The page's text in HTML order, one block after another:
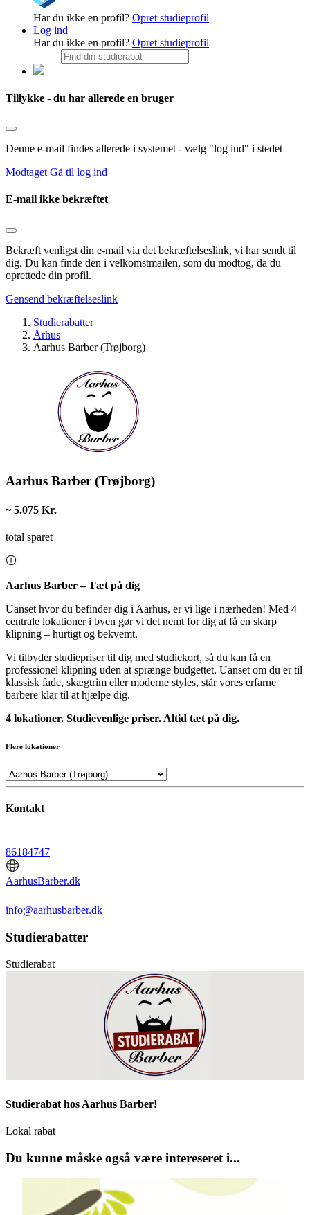
Har du ikke en profil? Opret studieprofil
Log ind
Har du ikke en profil? Opret studieprofil
Tillykke - du har allerede en bruger
Denne e-mail findes allerede i systemet - vælg "log ind" i stedet
Modtaget Gå til log ind
E-mail ikke bekræftet
Bekræft venligst din e-mail via det bekræftelseslink, vi har sendt til
dig. Du kan finde den i velkomstmailen, som du modtog, da du
oprettede din profil.
Gensend bekræftelseslink
Studierabatter
Århus
Aarhus Barber (Trøjborg)
Aarhus Barber (Trøjborg)
~ 5.075 Kr.
total sparet
Aarhus Barber – Tæt på dig
Uanset hvor du befinder dig i Aarhus, er vi lige i nærheden! Med 4
centrale lokationer i byen gør vi det nemt for dig at få en skarp
klipning – hurtigt og bekvemt.
Vi tilbyder studiepriser til dig med studiekort, så du kan få en
professionel klipning uden at sprænge budgettet. Uanset om du er til
klassisk fade, skægtrim eller moderne styles, står vores erfarne
barbere klar til at hjælpe dig.
4 lokationer. Studievenlige priser. Altid tæt på dig.
Flere lokationer
Kontakt
86184747
AarhusBarber.dk
info@aarhusbarber.dk
Studierabatter
Studierabat
Studierabat hos Aarhus Barber!
Lokal rabat
Du kunne måske også være intereseret i...